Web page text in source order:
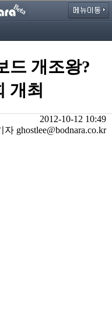
드 개조왕?
개최
2012-10-12 10:49
ghostlee@bodnara.co.kr